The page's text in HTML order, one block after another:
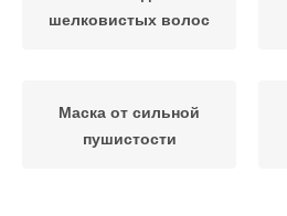
шелковистых волос
Маска от сильной
пушистости